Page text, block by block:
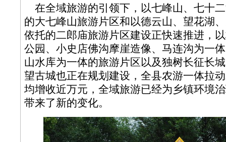
在全域旅游的引领下，以七峰山、七十
的大七峰山旅游片区和以德云山、望花湖
依托的二郎庙旅游片区建设正快速推进，
公园、小史店佛沟摩崖造像、马连沟为一
山水库为一体的旅游片区以及独树长征长
望古城也正在规划建设，全县农游一体拉
均增收近万元，全域旅游已经为乡镇环境
带来了新的变化。